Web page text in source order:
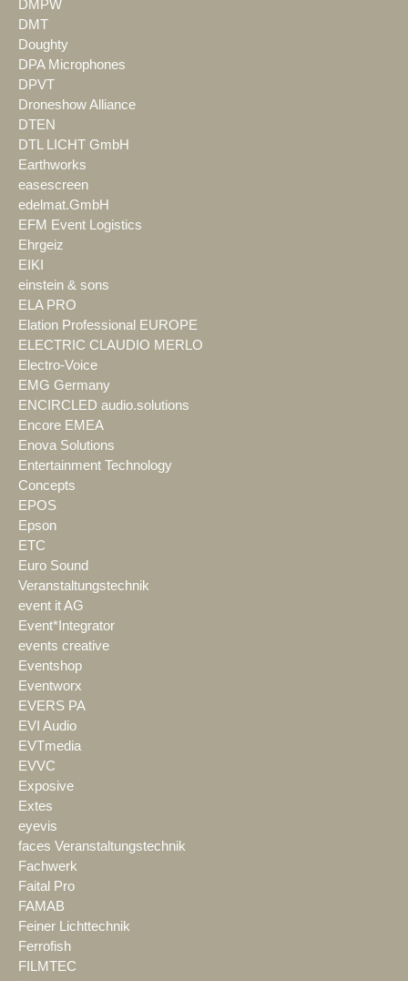
DMPW
DMT
Doughty
DPA Microphones
DPVT
Droneshow Alliance
DTEN
DTL LICHT GmbH
Earthworks
easescreen
edelmat.GmbH
EFM Event Logistics
Ehrgeiz
EIKI
einstein & sons
ELA PRO
Elation Professional EUROPE
ELECTRIC CLAUDIO MERLO
Electro-Voice
EMG Germany
ENCIRCLED audio.solutions
Encore EMEA
Enova Solutions
Entertainment Technology
Concepts
EPOS
Epson
ETC
Euro Sound
Veranstaltungstechnik
event it AG
Event*Integrator
events creative
Eventshop
Eventworx
EVERS PA
EVI Audio
EVTmedia
EVVC
Exposive
Extes
eyevis
faces Veranstaltungstechnik
Fachwerk
Faital Pro
FAMAB
Feiner Lichttechnik
Ferrofish
FILMTEC